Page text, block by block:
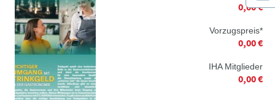
0,00 €
Vorzugspreis*
0,00 €
IHA Mitglieder
0,00 €